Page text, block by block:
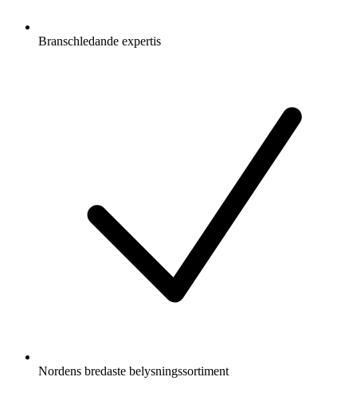
Branschledande expertis
Nordens bredaste belysningssortiment